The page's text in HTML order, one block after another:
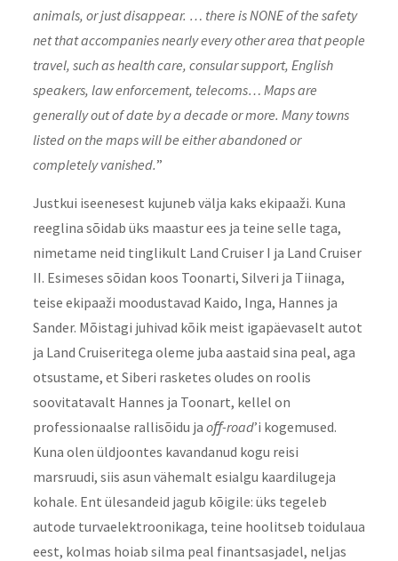
animals, or just disappear. … there is NONE of the safety
net that accompanies nearly every other area that people
travel, such as health care, consular support, English
speakers, law enforcement, telecoms… Maps are
generally out of date by a decade or more. Many towns
listed on the maps will be either abandoned or
completely vanished.”
Justkui iseenesest kujuneb välja kaks ekipaaži. Kuna
reeglina sõidab üks maastur ees ja teine selle taga,
nimetame neid tinglikult Land Cruiser I ja Land Cruiser
II. Esimeses sõidan koos Toonarti, Silveri ja Tiinaga,
teise ekipaaži moodustavad Kaido, Inga, Hannes ja
Sander. Mõistagi juhivad kõik meist igapäevaselt autot
ja Land Cruiseritega oleme juba aastaid sina peal, aga
otsustame, et Siberi rasketes oludes on roolis
soovitatavalt Hannes ja Toonart, kellel on
professionaalse rallisõidu ja oﬀ-road’i kogemused.
Kuna olen üldjoontes kavandanud kogu reisi
marsruudi, siis asun vähemalt esialgu kaardilugeja
kohale. Ent ülesandeid jagub kõigile: üks tegeleb
autode turvaelektroonikaga, teine hoolitseb toidulaua
eest, kolmas hoiab silma peal finantsasjadel, neljas